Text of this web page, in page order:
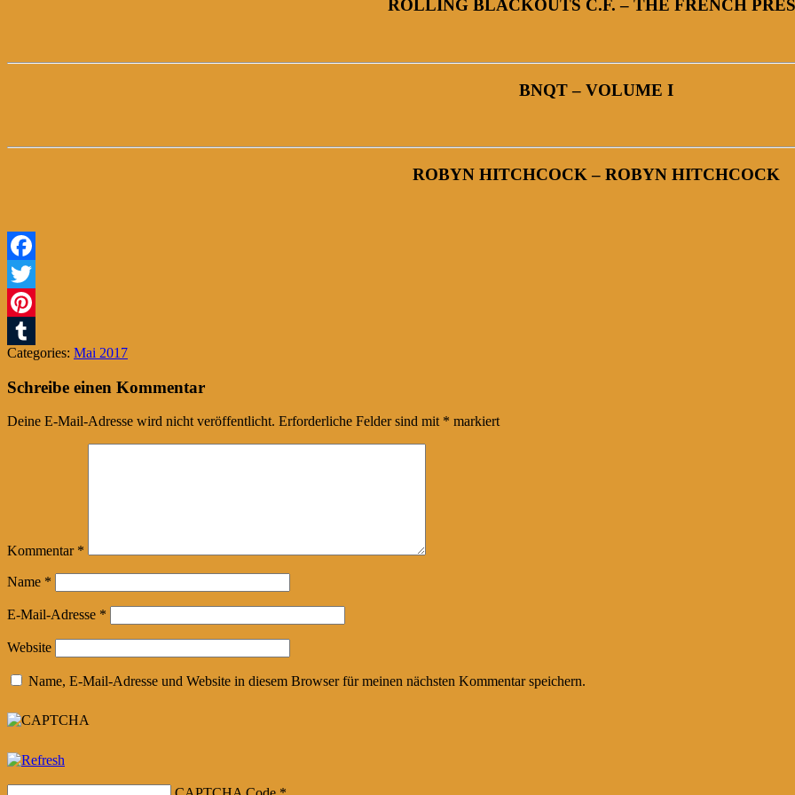
ROLLING BLACKOUTS C.F. – THE FRENCH
BNQT – VOLUME I
ROBYN HITCHCOCK – ROBYN HITCHCOCK
Facebook
Twitter
Pinterest
Tumblr
Categories: Mai 2017
Schreibe einen Kommentar
Deine E-Mail-Adresse wird nicht veröffentlicht. Erforderliche Felder sind mit * markiert
Kommentar *
Name *
E-Mail-Adresse *
Website
Name, E-Mail-Adresse und Website in diesem Browser für meinen nächsten Kommentar speichern.